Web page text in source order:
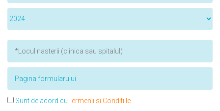
Sunt de acord cuTermenii si Conditiile